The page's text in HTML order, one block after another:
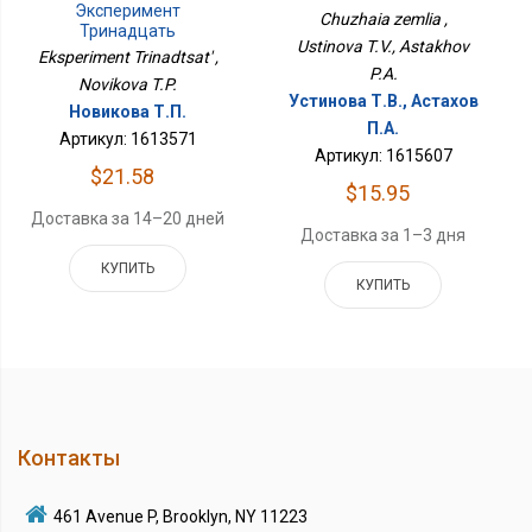
Эксперимент
Тринадцать
Eksperiment Trinadtsat' ,
Novikova T.P.
Новикова Т.П.
Артикул: 1613571
$21.58
Доставка за 14–20 дней
КУПИТЬ
Chuzhaia zemlia ,
Ustinova T.V., Astakhov
P.A.
Устинова Т.В., Астахов
П.А.
Артикул: 1615607
$15.95
Доставка за 1–3 дня
КУПИТЬ
Контакты
461 Avenue P, Brooklyn, NY 11223